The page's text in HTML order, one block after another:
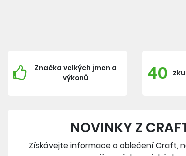
Značka velkých jmen a
výkonů
40
NOVINKY Z
Získávejte informace o oblečení Craft,